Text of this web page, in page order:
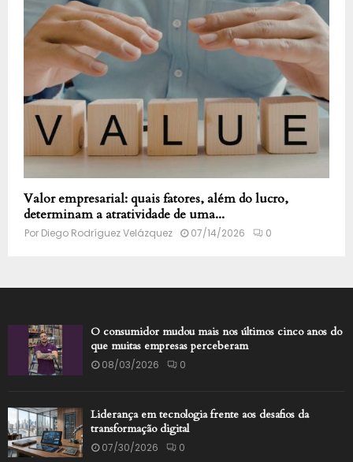
Valor empresarial: quais fatores, além do lucro,
determinam a atratividade de uma...
Por Diego Rodríguez Velázquez 07/14/2026 0
O consumidor mudou mais nos últimos cinco anos do
que muitas empresas perceberam
08/03/2026 0
Liderança em tecnologia frente aos desafios da
transformação digital
07/30/2026 0